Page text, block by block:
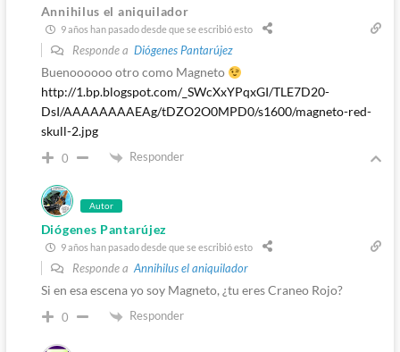
Annihilus el aniquilador
9 años han pasado desde que se escribió esto
Responde a Diógenes Pantarújez
Buenoooooo otro como Magneto
http://1.bp.blogspot.com/_SWcXxYPqxGI/TLE7D20-
DsI/AAAAAAAAEAg/tDZO2O0MPD0/s1600/magneto-red-
skull-2.jpg
0 Responder
Autor
Diógenes Pantarújez
9 años han pasado desde que se escribió esto
Responde a Annihilus el aniquilador
Si en esa escena yo soy Magneto, ¿tu eres Craneo Rojo?
0 Responder